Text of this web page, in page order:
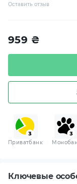
Оставить отзыв
959 ₴
Приватбанк
Ключевые